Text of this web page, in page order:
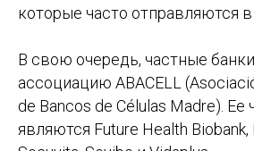
которые часто отправляются в
В свою очередь, частные
ассоциацию ABACELL
de Bancos de Células Madre). Ее
являются Future Health